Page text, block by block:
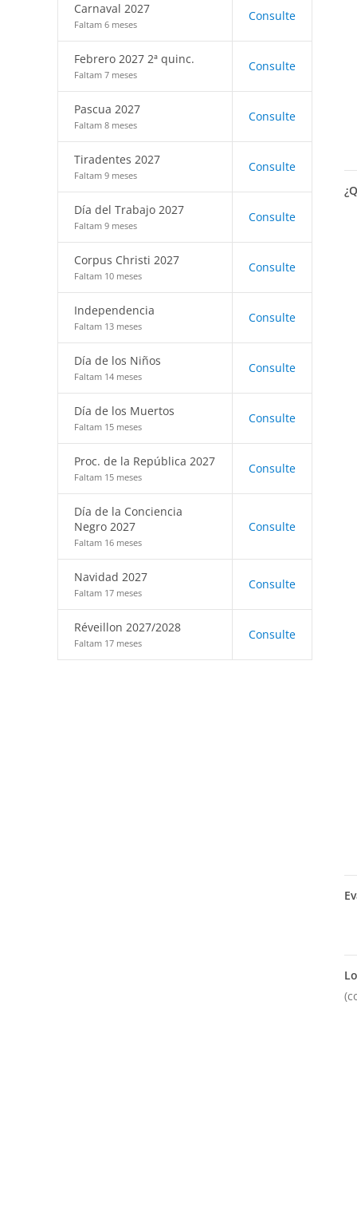
Carnaval 2027
Faltam 6 meses
Consulte
Febrero 2027 2ª quinc.
Faltam 7 meses
Consulte
Pascua 2027
Faltam 8 meses
Consulte
Tiradentes 2027
Faltam 9 meses
Consulte
Día del Trabajo 2027
Faltam 9 meses
Consulte
Corpus Christi 2027
Faltam 10 meses
Consulte
Independencia
Faltam 13 meses
Consulte
Día de los Niños
Faltam 14 meses
Consulte
Día de los Muertos
Faltam 15 meses
Consulte
Proc. de la República 2027
Faltam 15 meses
Consulte
Día de la Conciencia
Negro 2027
Faltam 16 meses
Consulte
Navidad 2027
Faltam 17 meses
Consulte
Réveillon 2027/2028
Faltam 17 meses
Consulte